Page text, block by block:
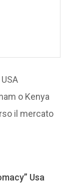
o Kenya
il mercato
Usa